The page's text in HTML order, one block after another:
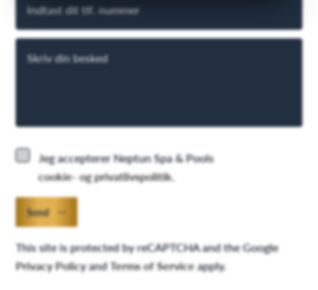
Indtast dit tlf. nummer
Skriv din besked
Jeg accepterer Neptun Spa & Pools
cookie- og privatlivspolitik.
Send
This site is protected by reCAPTCHA and the Google
Privacy PolicyandTerms of Serviceapply.